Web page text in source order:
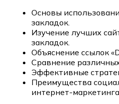
Основы
закладок.
Изучение лучших
закладок.
Объяснение ссылок
Сравнение
Эффективные
Преимущества
интернет-маркетинга.